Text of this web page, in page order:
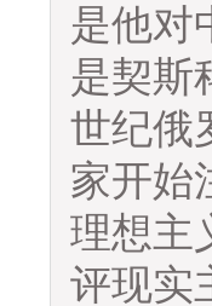
是他对
是契斯
世纪俄
家开始
理想主
评现实